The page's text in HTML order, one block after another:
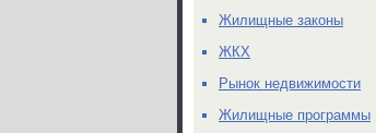
Жилищные законы
ЖКХ
Рынок недвижимости
Жилищные программы